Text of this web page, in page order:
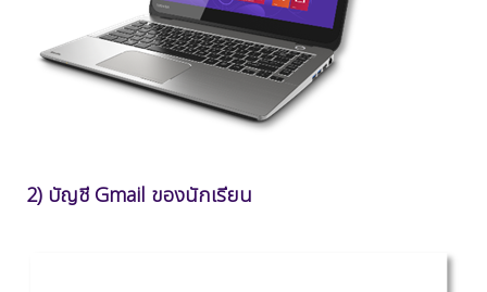
2) บัญชี Gmail ของนักเรียน